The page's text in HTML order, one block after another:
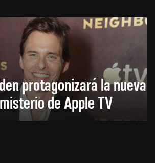
protagonizará la nueva
de Apple TV